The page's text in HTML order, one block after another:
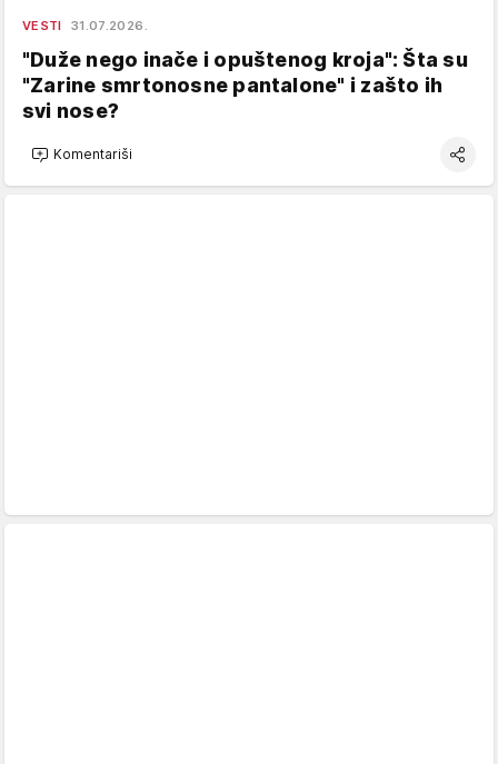
VESTI 31.07.2026.
"Duže nego inače i opuštenog kroja": Šta su
"Zarine smrtonosne pantalone" i zašto ih
svi nose?
Komentariši